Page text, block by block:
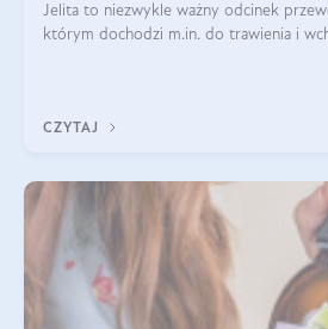
Jelita to niezwykle ważny odcinek
którym dochodzi m.in. do trawienia i
CZYTAJ